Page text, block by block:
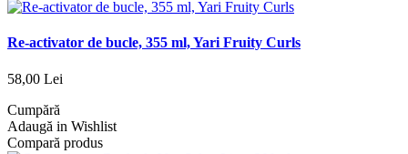
Re-activator de bucle, 355 ml, Yari Fruity Curls
58,00 Lei
Cumpără
Adaugă in Wishlist
Compară produs